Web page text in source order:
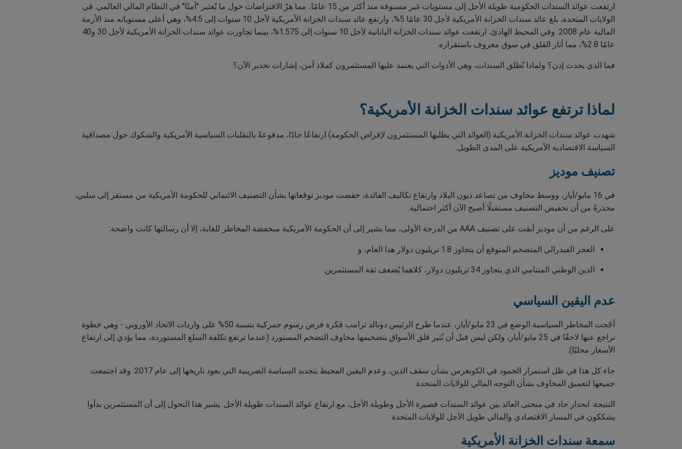
ارتفعت عوائد السندات الحكومية طويلة الأجل إلى مستويات غير مسبوقة منذ أكثر من 15 عامًا، مما هزّ الافتراضات حول ما يُعتبر "آمنًا" في النظام المالي العالمي. في
الولايات المتحدة، بلغ عائد سندات الخزانة الأمريكية لأجل 30 عامًا 5%، وارتفع عائد سندات الخزانة الأمريكية لأجل 10 سنوات إلى 4.5%، وهي أعلى مستوياته منذ الأزمة
المالية عام 2008. وفي المحيط الهادئ، ارتفعت عوائد سندات الخزانة اليابانية لأجل 10 سنوات إلى 1.575%، بينما تجاوزت عوائد سندات الخزانة الأمريكية لأجل 30 و40
عامًا 2.8%، مما أثار القلق في سوق معروف باستقراره.
فما الذي يحدث إذن؟ ولماذا تُطلق السندات، وهي الأدوات التي يعتمد عليها المستثمرون كملاذ آمن، إشارات تحذير الآن؟
لماذا ترتفع عوائد سندات الخزانة الأمريكية؟
شهدت عوائد سندات الخزانة الأمريكية (العوائد التي يطلبها المستثمرون لإقراض الحكومة) ارتفاعًا حادًا، مدفوعةً بالتقلبات السياسية الأمريكية والشكوك حول مصداقية
السياسة الاقتصادية الأمريكية على المدى الطويل.
تصنيف موديز
في 16 مايو/أيار، ووسط مخاوف من تصاعد ديون البلاد وارتفاع تكاليف الفائدة، خفضت موديز توقعاتها بشأن التصنيف الائتماني للحكومة الأمريكية من مستقر إلى سلبي،
محذرةً من أن تخفيض التصنيف مستقبلًا أصبح الآن أكثر احتمالية.
على الرغم من أن موديز أبقت على تصنيف AAA من الدرجة الأولى، مما يشير إلى أن الحكومة الأمريكية منخفضة المخاطر للغاية، إلا أن رسالتها كانت واضحة:
العجز الفيدرالي المتضخم المتوقع أن يتجاوز 1.8 تريليون دولار هذا العام، و
الدين الوطني المتنامي الذي يتجاوز 34 تريليون دولار، كلاهما يُضعف ثقة المستثمرين.
عدم اليقين السياسي
أجّجت المخاطر السياسية الوضع في 23 مايو/أيار، عندما طرح الرئيس دونالد ترامب فكرة فرض رسوم جمركية بنسبة 50% على واردات الاتحاد الأوروبي - وهي خطوة
تراجع عنها لاحقًا في 25 مايو/أيار، ولكن ليس قبل أن تُثير قلق الأسواق بتضخيمها مخاوف التضخم المستورد (عندما ترتفع تكلفة السلع المستوردة، مما يؤدي إلى ارتفاع
الأسعار محليًا).
جاء كل هذا في ظل استمرار الجمود في الكونغرس بشأن سقف الدين، وعدم اليقين المحيط بتجديد السياسة الضريبية التي يعود تاريخها إلى عام 2017: وقد اجتمعت
جميعها لتعميق المخاوف بشأن التوجه المالي للولايات المتحدة.
النتيجة: انحدار حاد في منحنى العائد بين عوائد السندات قصيرة الأجل وطويلة الأجل، مع ارتفاع عوائد السندات طويلة الأجل. يشير هذا التحول إلى أن المستثمرين بدأوا
يشككون في المسار الاقتصادي والمالي طويل الأجل للولايات المتحدة.
سمعة سندات الخزانة الأمريكية